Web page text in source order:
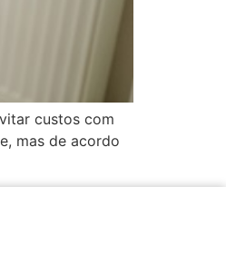
custos com
mas de acordo